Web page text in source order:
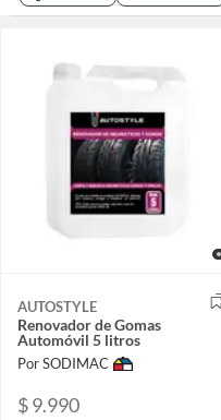
AUTOSTYLE
Renovador de Gomas
Automóvil 5 litros
Por SODIMAC
$ 9.990